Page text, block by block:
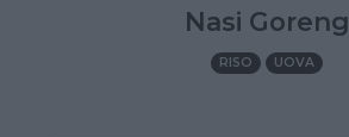
Nasi Goreng
RISO UOVA